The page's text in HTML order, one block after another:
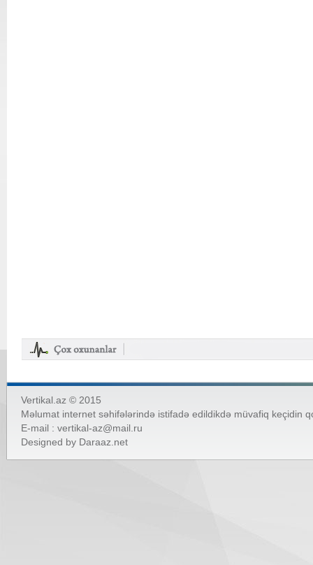
Vertikal.az © 2015
Məlumat internet səhifələrində istifadə edildikdə müvafiq keçidin
E-mail : vertikal-az@mail.ru
Designed by Daraaz.net